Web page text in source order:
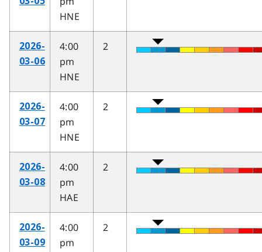
HNE
2026-
03-06
4:00
pm
HNE
2
2026-
03-07
4:00
pm
HNE
2
2026-
03-08
4:00
pm
HAE
2
2026-
03-09
4:00
pm
2